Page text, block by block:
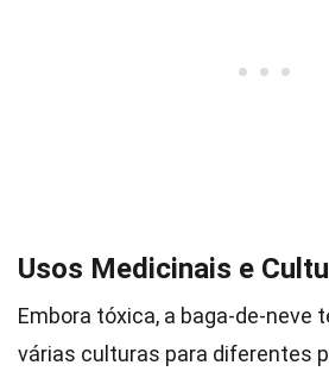
Usos Medicinais e
Embora tóxica, a baga-de-neve
várias culturas para diferentes